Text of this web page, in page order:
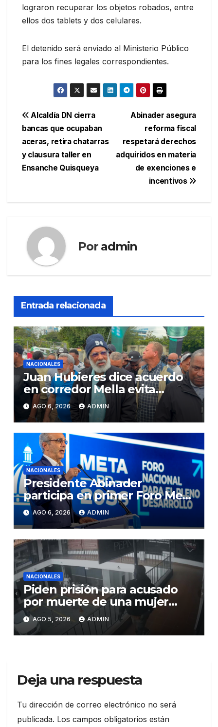
lograron recuperar los objetos robados, entre
ellos dos tablets y dos celulares.
El detenido será enviado al Ministerio Público
para los fines legales correspondientes.
Navegación
de
entradas
Abinader asegura
reforma fiscal
respetará derechos
adquiridos en materia
de exenciones e
incentivos
Alcaldía DN cierra
bancas que ocupaban
aceras, retira chatarras
y clausura taller en
Ensanche Quisqueya
Por admin
Entrada relacionada
NACIONALES
Juan Hubieres dice acuerdo
en corredor Mella evita
conflictos innecesarios
AGO 6, 2026 ADMIN
NACIONALES
Presidente Abinader
participa en primer Foro Meta
RD 2036 con miras a impulsar
el crecimiento económico,
fortalecer las instituciones y
elevar la productividad
AGO 6, 2026 ADMIN
NACIONALES
Piden prisión para acusado
por muerte de una mujer
durante intento de robo en
plaza comercial en Piantini
AGO 5, 2026 ADMIN
Deja una respuesta
Tu dirección de correo electrónico no será
publicada. Los campos obligatorios están